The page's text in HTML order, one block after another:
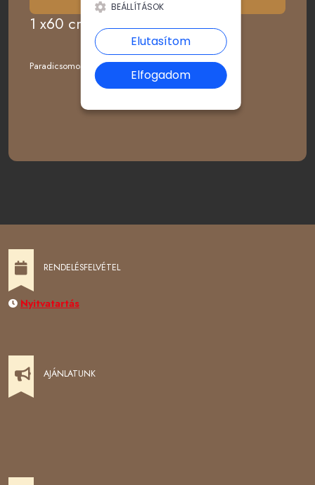
1 x60 cm-es Sonkás
Paradicsomos alap, Sajt, Sonka
RENDELÉSFELVÉTEL
Nyitvatartás
AJÁNLATUNK
BEÁLLÍTÁSOK
Elutasítom
Elfogadom